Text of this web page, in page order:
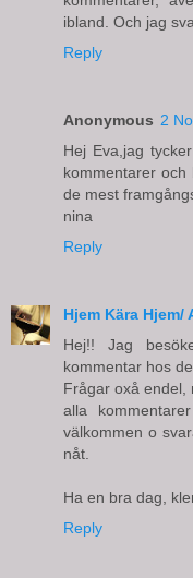
ibland. Och jag
Reply
Anonymous 2
Hej Eva,jag
kommentarer
de mest
nina
Reply
Hjem Kära Hjem/
Hej!! Jag
kommentar hos
Frågar oxå endel,
alla
välkommen o
nåt.
Ha en bra dag,
Reply